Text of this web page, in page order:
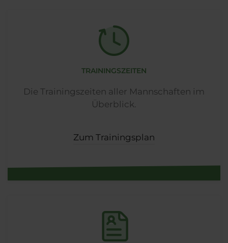
TRAININGSZEITEN
Die Trainingszeiten aller Mannschaften im
Überblick.
Zum Trainingsplan